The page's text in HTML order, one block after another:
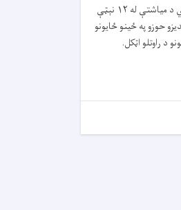
د میاشتې له ۱۲ نېټې
حوزو په ځينو ځایونو
د راوتلو اټکل.